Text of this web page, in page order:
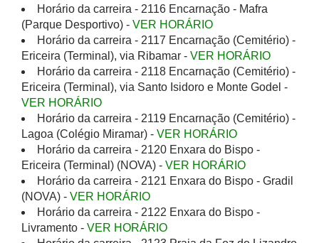
Horário da carreira - 2116 Encarnação - Mafra
(Parque Desportivo) - VER HORÁRIO
Horário da carreira - 2117 Encarnação (Cemitério) -
Ericeira (Terminal), via Ribamar - VER HORÁRIO
Horário da carreira - 2118 Encarnação (Cemitério) -
Ericeira (Terminal), via Santo Isidoro e Monte Godel -
VER HORÁRIO
Horário da carreira - 2119 Encarnação (Cemitério) -
Lagoa (Colégio Miramar) - VER HORÁRIO
Horário da carreira - 2120 Enxara do Bispo -
Ericeira (Terminal) (NOVA) - VER HORÁRIO
Horário da carreira - 2121 Enxara do Bispo - Gradil
(NOVA) - VER HORÁRIO
Horário da carreira - 2122 Enxara do Bispo -
Livramento - VER HORÁRIO